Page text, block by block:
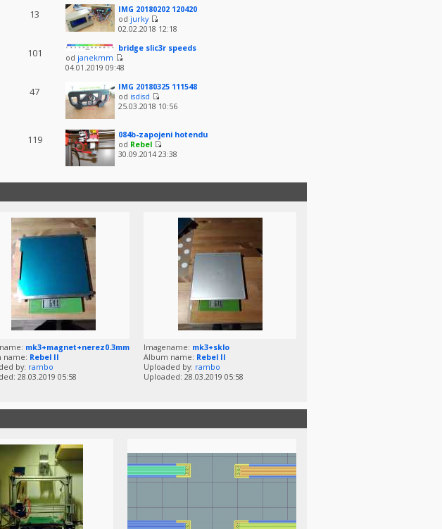
13
IMG 20180202 120420
od jurky
02.02.2018 12:18
101
bridge slic3r speeds
od janekmm
04.01.2019 09:48
47
IMG 20180325 111548
od isdisd
25.03.2018 10:56
119
084b-zapojeni hotendu
od Rebel
30.09.2014 23:38
mk3+magnet+nerez0.3mm
name: Rebel II
by: rambo
28.03.2019 05:58
Imagename: mk3+sklo
Album name: Rebel II
Uploaded by: rambo
Uploaded: 28.03.2019 05:58